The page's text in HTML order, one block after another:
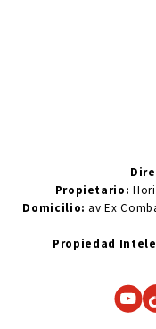
Propietario:
Domicilio: av Ex
Propiedad